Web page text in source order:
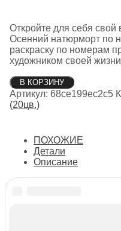
Откройте для себя свой
Осенний натюрморт по
раскраску по номерам
художником своей
Количество
товара
Осенний
натюрморт
В КОРЗИНУ
Артикул: 68ce199ec2c5
(20цв.)
ПОХОЖИЕ
Детали
Описание